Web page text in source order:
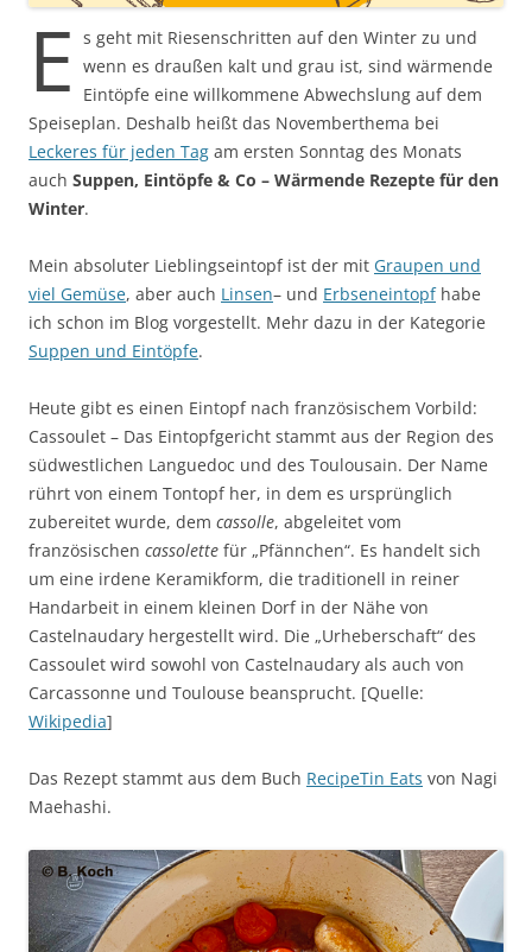
E s geht mit Riesenschritten auf den Winter zu und
wenn es draußen kalt und grau ist, sind wärmende
Eintöpfe eine willkommene Abwechslung auf dem
Speiseplan. Deshalb heißt das Novemberthema bei
Leckeres für jeden Tag am ersten Sonntag des Monats
auch Suppen, Eintöpfe & Co – Wärmende Rezepte für den
Winter.
Mein absoluter Lieblingseintopf ist der mit Graupen und
viel Gemüse, aber auch Linsen– und Erbseneintopfhabe
ich schon im Blog vorgestellt. Mehr dazu in der Kategorie
Suppen und Eintöpfe.
Heute gibt es einen Eintopf nach französischem Vorbild:
Cassoulet – Das Eintopfgericht stammt aus der Region des
südwestlichen Languedoc und des Toulousain. Der Name
rührt von einem Tontopf her, in dem es ursprünglich
zubereitet wurde, dem cassolle, abgeleitet vom
französischen cassolette für „Pfännchen“. Es handelt sich
um eine irdene Keramikform, die traditionell in reiner
Handarbeit in einem kleinen Dorf in der Nähe von
Castelnaudary hergestellt wird. Die „Urheberschaft“ des
Cassoulet wird sowohl von Castelnaudary als auch von
Carcassonne und Toulouse beansprucht. [Quelle:
Wikipedia]
Das Rezept stammt aus dem Buch RecipeTin Eats von Nagi
Maehashi.